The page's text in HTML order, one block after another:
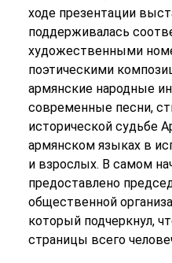
ходе презентации
поддерживалась
художественными
поэтическими
армянские народные
современные песни,
исторической судьбе
армянском языках в
и взрослых. В самом
предоставлено
общественной
который подчеркнул,
страницы всего